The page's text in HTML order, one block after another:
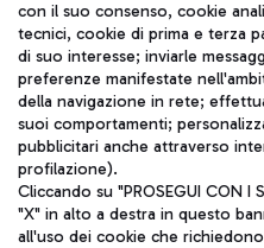
TRAVEL
con il suo consenso, cookie
tecnici, cookie di prima e terza
di suo interesse; inviarle
preferenze manifestate
della navigazione in rete;
suoi comportamenti;
pubblicitari anche attraverso
profilazione).
Cliccando su "PROSEGUI CON I
"X" in alto a destra in questo
all'uso dei cookie che